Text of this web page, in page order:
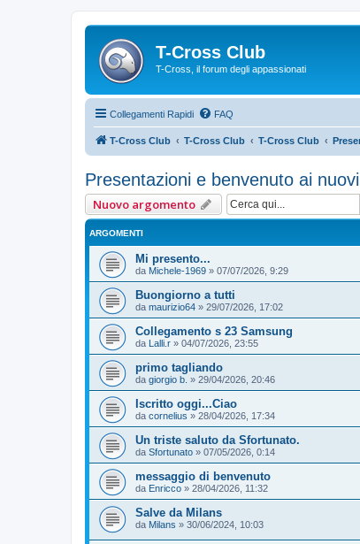
T-Cross Club
T-Cross, il forum degli appassionati
Collegamenti Rapidi FAQ
T-Cross Club T-Cross Club T-Cross Club
Presentazioni e benvenuto ai
Nuovo argomento
ARGOMENTI
Mi presento...
da Michele-1969 » 07/07/2026, 9:29
Buongiorno a tutti
da maurizio64 » 29/07/2026, 17:02
Collegamento s 23 Samsung
da Lalli.r » 04/07/2026, 23:55
primo tagliando
da giorgio b. » 29/04/2026, 20:46
Iscritto oggi...Ciao
da cornelius » 28/04/2026, 17:34
Un triste saluto da Sfortunato.
da Sfortunato » 07/05/2026, 0:14
messaggio di benvenuto
da Enricco » 28/04/2026, 11:32
Salve da Milans
da Milans » 30/06/2024, 10:03